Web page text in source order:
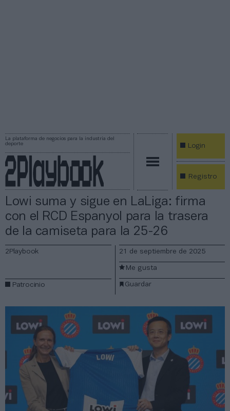
La plataforma de negocios para la industria del
deporte
Login
Registro
Lowi suma y sigue en LaLiga: firma
con el RCD Espanyol para la trasera
de la camiseta para la 25-26
2Playbook
Patrocinio
21 de septiembre de 2025
Guardar
Me gusta